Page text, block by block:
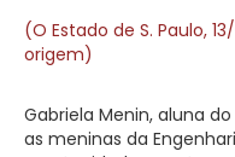
(O Estado de S. Paulo,
origem)
Gabriela Menin, aluna
as meninas da